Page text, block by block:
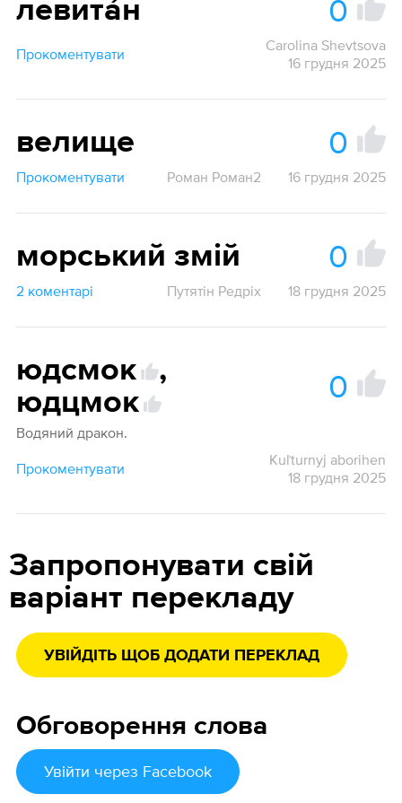
левита́н 0
Прокоментувати
Carolina Shevtsova
16 грудня 2025
велище 0
Прокоментувати Роман Роман2 16 грудня 2025
морський змій 0
2 коментарі Путятін Редріх 18 грудня 2025
юдсмок
,
юдцмок
0
Водяний дракон.
Прокоментувати
Kuľturnyj aborihen
18 грудня 2025
Запропонувати свій
варіант перекладу
УВІЙДІТЬ ЩОБ ДОДАТИ ПЕРЕКЛАД
Обговорення слова
Увійти через Facebook